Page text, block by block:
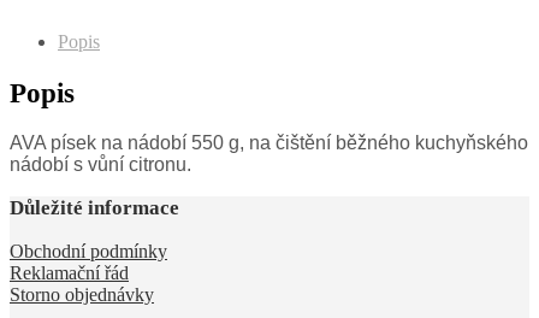
Popis
Popis
AVA písek na nádobí 550 g, na čištění běžného kuchyňského
nádobí s vůní citronu.
Důležité informace
Obchodní podmínky
Reklamační řád
Storno objednávky